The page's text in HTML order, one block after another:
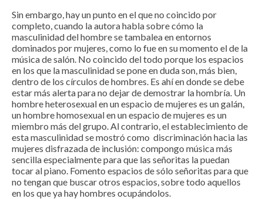
Sin embargo, hay un punto en el que no coincido por
completo, cuando la autora habla sobre cómo la
masculinidad del hombre se tambalea en entornos
dominados por mujeres, como lo fue en su momento el de la
música de salón. No coincido del todo porque los espacios
en los que la masculinidad se pone en duda son, más bien,
dentro de los círculos de hombres. Es ahí en donde se debe
estar más alerta para no dejar de demostrar la hombría. Un
hombre heterosexual en un espacio de mujeres es un galán,
un hombre homosexual en un espacio de mujeres es un
miembro más del grupo. Al contrario, el establecimiento de
esta masculinidad se mostró como discriminación hacia las
mujeres disfrazada de inclusión: compongo música más
sencilla especialmente para que las señoritas la puedan
tocar al piano. Fomento espacios de sólo señoritas para que
no tengan que buscar otros espacios, sobre todo aquellos
en los que ya hay hombres ocupándolos.